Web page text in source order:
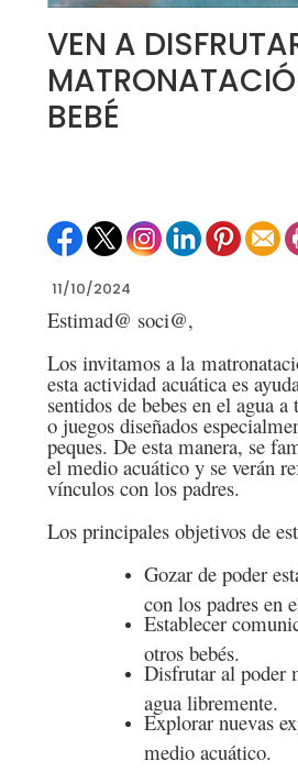
VEN A
BEBÉ
11/10/2024
Estimad@ soci@,
Los invitamos a la
esta actividad acuática es
sentidos de bebes en el agua a
o juegos diseñados
peques. De esta manera, se
el medio acuático y se verán
vínculos con los padres.
Los principales objetivos de
Gozar de poder
con los padres en
Establecer
otros bebés.
Disfrutar al poder
agua libremente.
Explorar nuevas
medio acuático.